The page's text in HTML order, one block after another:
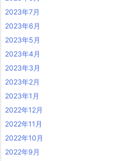
2023年7月
2023年6月
2023年5月
2023年4月
2023年3月
2023年2月
2023年1月
2022年12月
2022年11月
2022年10月
2022年9月